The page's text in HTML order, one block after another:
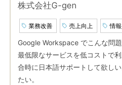
株式会社G-gen
業務改善 売上向上 情
Google Workspace でこんな問
最低限なサービスを低コストで
合時に日本語サポートして欲し
たい。